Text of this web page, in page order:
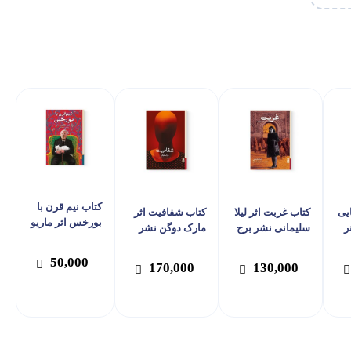
کتاب غربت اثر لیلا
سلیمانی نشر برج
130,000
کتاب شفافیت اثر
مارک دوگن نشر
170,000
کتاب نیم قرن با
بورخس اثر ماریو
50,000